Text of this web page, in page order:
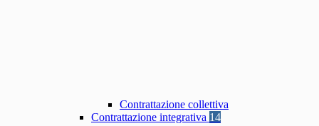
Contrattazione collettiva
Contrattazione integrativa 14